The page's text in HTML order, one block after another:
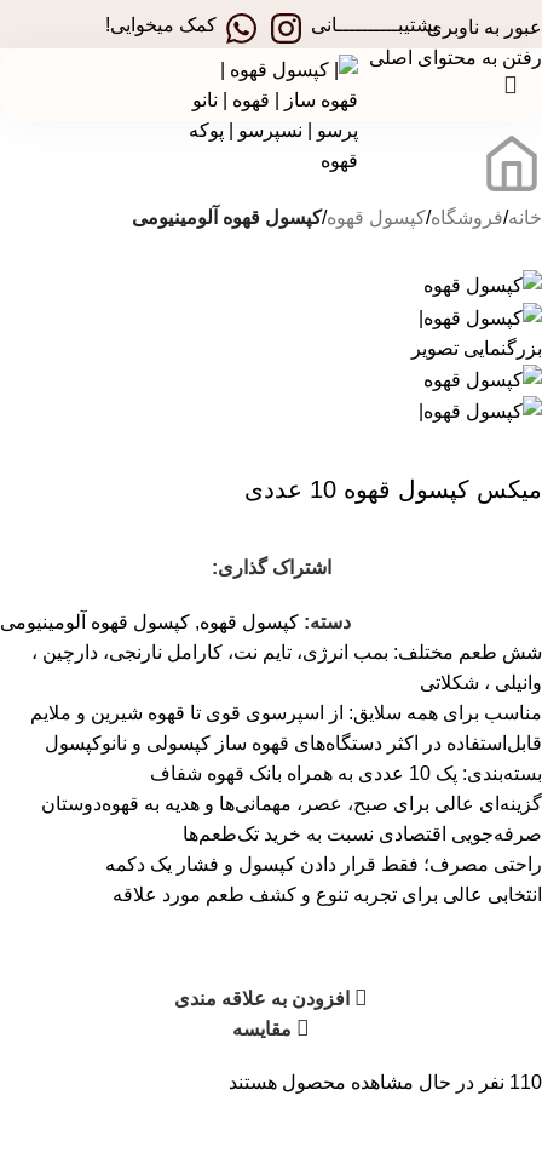
عبور به ناوبری
رفتن به محتوای اصلی
در جشنواره های تخفیفی استارسو ، قهوه ساز همراه هدیه ببر!
پشتیبــــــــــانی کمک میخوایی!
خانه فروشگاه کپسول قهوه کپسول قهوه آلومینیومی
بزرگنمایی تصویر
میکس کپسول قهوه 10 عددی
اشتراک گذاری:
دسته: کپسول قهوه, کپسول قهوه آلومینیومی
شش طعم مختلف: بمب انرژی، تایم نت، کارامل نارنجی، دارچین ،
وانیلی ، شکلاتی
مناسب برای همه سلایق: از اسپرسوی قوی تا قهوه شیرین و ملایم
قابل‌استفاده در اکثر دستگاه‌های قهوه ساز کپسولی و نانوکپسول
بسته‌بندی: پک 10 عددی به همراه بانک قهوه شفاف
گزینه‌ای عالی برای صبح، عصر، مهمانی‌ها و هدیه به قهوه‌دوستان
صرفه‌جویی اقتصادی نسبت به خرید تک‌طعم‌ها
راحتی مصرف؛ فقط قرار دادن کپسول و فشار یک دکمه
انتخابی عالی برای تجربه تنوع و کشف طعم مورد علاقه
افزودن به علاقه مندی
مقایسه
110 نفر در حال مشاهده محصول هستند